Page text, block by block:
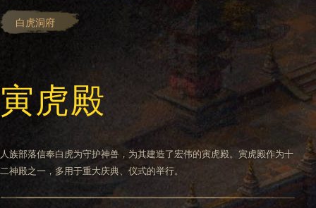
白虎洞府
寅虎殿
人族部落信奉白虎为守护神兽，为其建造了宏伟的寅虎殿。寅虎殿作为十
二神殿之一，多用于重大庆典、仪式的举行。